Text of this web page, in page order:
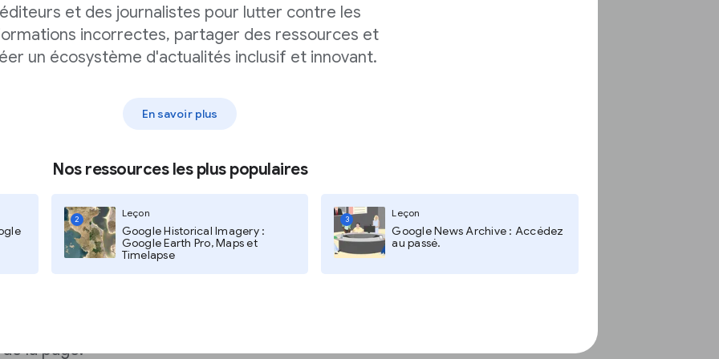
éditeurs et des journalistes pour lutter contre les
incorrectes, partager des ressources et
un écosystème d'actualités inclusif et innovant.
En savoir plus
Nos ressources les plus populaires
2
Leçon
Google Historical Imagery :
Google Earth Pro, Maps et
Timelapse
3
Leçon
Google News Archive : Accédez
au passé.
votre site sur les
données analysées
la page.